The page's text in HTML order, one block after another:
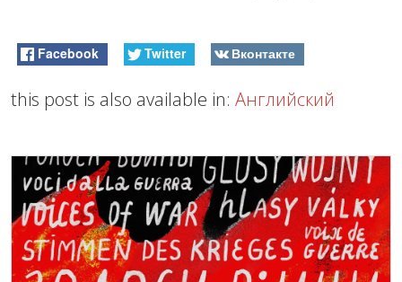
Facebook Twitter Вконтакте
this post is also available in: Английский